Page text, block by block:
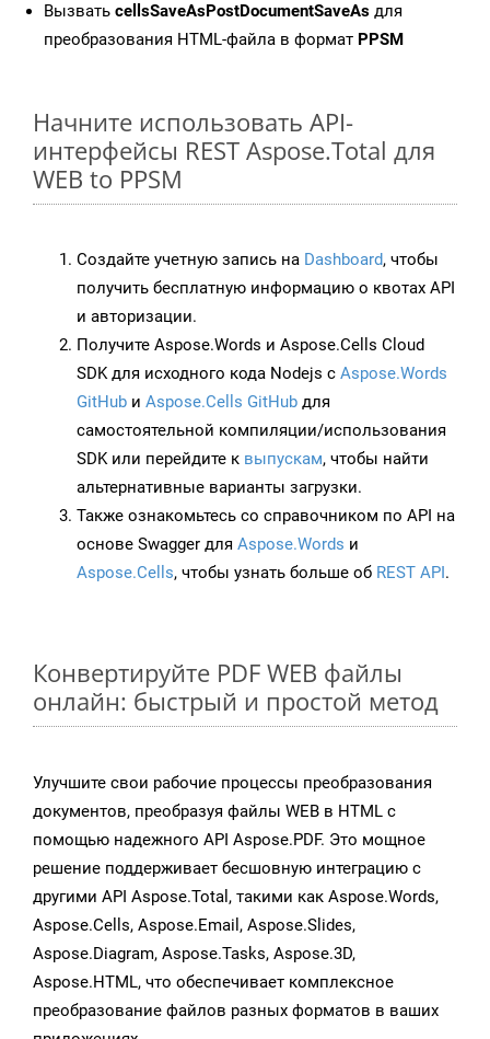
Вызвать cellsSaveAsPostDocumentSaveAs для
преобразования HTML-файла в формат PPSM
Начните использовать API-
интерфейсы REST Aspose.Total для
WEB to PPSM
Создайте учетную запись на Dashboard, чтобы
получить бесплатную информацию о квотах API
и авторизации.
Получите Aspose.Words и Aspose.Cells Cloud
SDK для исходного кода Nodejs с Aspose.Words
GitHub и Aspose.Cells GitHub для
самостоятельной компиляции/использования
SDK или перейдите к выпускам, чтобы найти
альтернативные варианты загрузки.
Также ознакомьтесь со справочником по API на
основе Swagger для Aspose.Words и
Aspose.Cells, чтобы узнать больше об REST API.
Конвертируйте PDF WEB файлы
онлайн: быстрый и простой метод
Улучшите свои рабочие процессы преобразования
документов, преобразуя файлы WEB в HTML с
помощью надежного API Aspose.PDF. Это мощное
решение поддерживает бесшовную интеграцию с
другими API Aspose.Total, такими как Aspose.Words,
Aspose.Cells, Aspose.Email, Aspose.Slides,
Aspose.Diagram, Aspose.Tasks, Aspose.3D,
Aspose.HTML, что обеспечивает комплексное
преобразование файлов разных форматов в ваших